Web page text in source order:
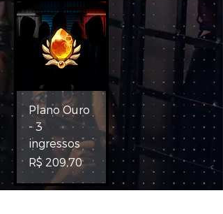
Plano Ouro
- 3
ingressos
Preço
R$ 209,70